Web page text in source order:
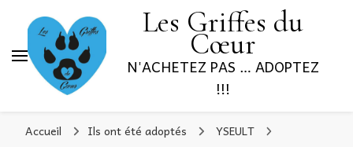
Les Griffes du
Cœur
N'ACHETEZ PAS … ADOPTEZ
!!!
Accueil Ils ont été adoptés
YSEULT